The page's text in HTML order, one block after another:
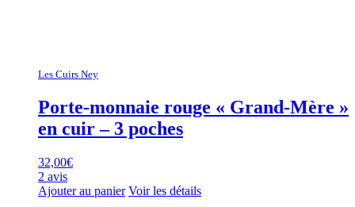
Les Cuirs Ney
Porte-monnaie rouge « Grand-Mère »
en cuir – 3 poches
32,00€
2 avis
Ajouter au panier Voir les détails